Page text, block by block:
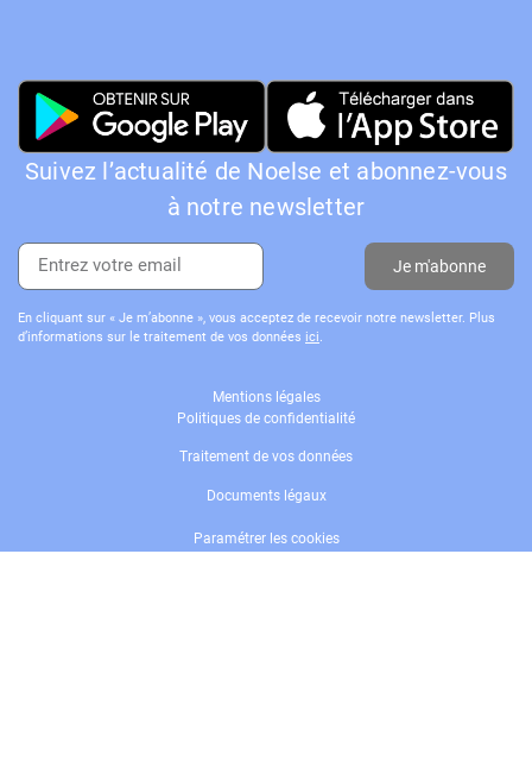
Suivez l’actualité de Noelse et abonnez-vous
à notre newsletter
Je m'abonne
En cliquant sur « Je m’abonne », vous acceptez de recevoir notre newsletter. Plus
d’informations sur le traitement de vos données ici
Mentions légales
Politiques de confidentialité
Traitement de vos données
Documents légaux
Paramétrer les cookies